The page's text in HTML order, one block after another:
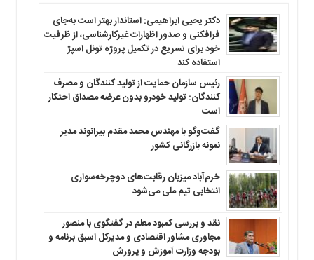
دکتر یحیی ابراهیمی: استاندار بهتر است به‌جای
فرافکنی و صدور اظهارات غیرکارشناسی، از ظرفیت
خود برای تسریع در تکمیل پروژه تونل اسپژ
استفاده کند
رئیس سازمان حمایت از تولید کنندگان و مصرف
کنندگان: تولید خودرو بدون عرضه مصداق احتکار
است
گفت‌وگو با مهندس محمد مقدم بیرانوند مدیر
نمونه بازرگانی کشور
خرم‌آباد میزبان رقابت‌های دوچرخه‌سواری
انتخابی تیم ملی می‌شود
نقد و بررسی کمبود معلم در گفتگوی با منصور
مجاوری مشاور اقتصادی و مدیرکل اسبق برنامه و
بودجه وزارت آموزش و پرورش